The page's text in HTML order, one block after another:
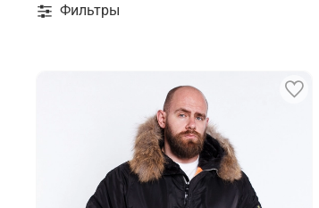
Фильтры